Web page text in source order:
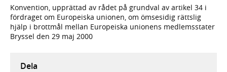
Konvention, upprättad av rådet på grundval av artikel 34 i
fördraget om Europeiska unionen, om ömsesidig rättslig
hjälp i brottmål mellan Europeiska unionens medlemsstater
Bryssel den 29 maj 2000
Dela